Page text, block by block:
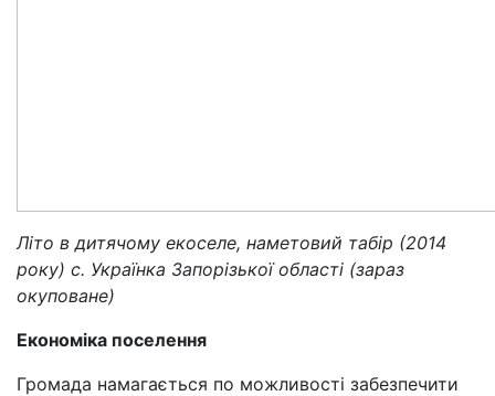
Літо в дитячому екоселе, наметовий табір (2014
року) с. Українка Запорізької області (зараз
окуповане)
Економіка поселення
Громада намагається по можливості забезпечити